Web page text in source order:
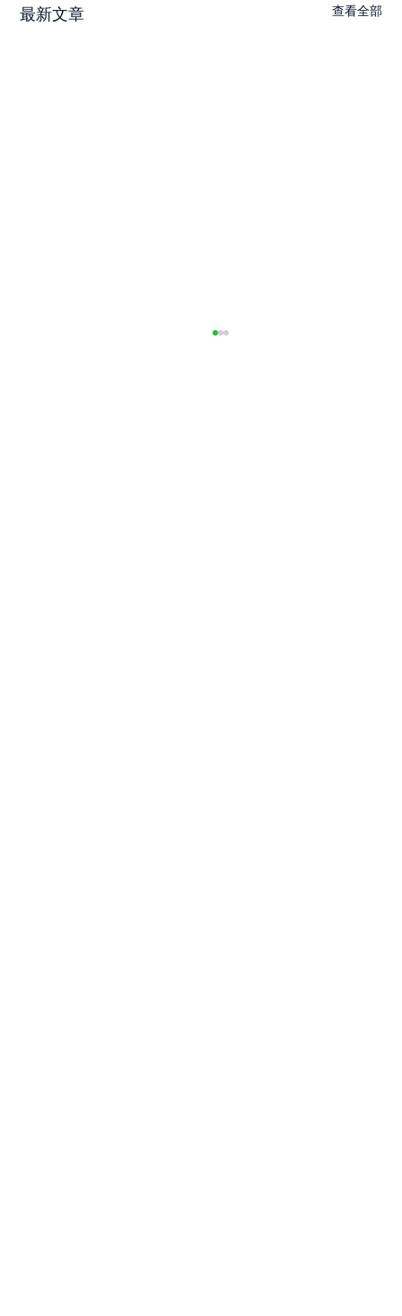
最新文章 查看全部